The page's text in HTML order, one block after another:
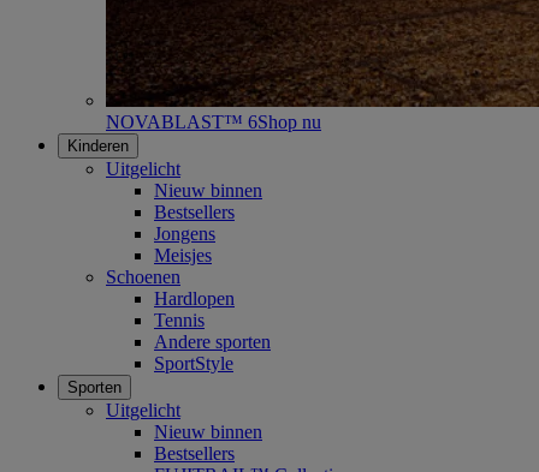
NOVABLAST™ 6Shop nu
Kinderen
Uitgelicht
Nieuw binnen
Bestsellers
Jongens
Meisjes
Schoenen
Hardlopen
Tennis
Andere sporten
SportStyle
Sporten
Uitgelicht
Nieuw binnen
Bestsellers